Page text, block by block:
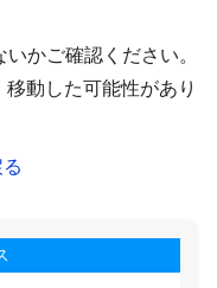
かご確認ください。
動した可能性があり